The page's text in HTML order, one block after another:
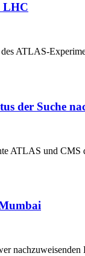
LHC
ATLAS-
der Suche
ATLAS und